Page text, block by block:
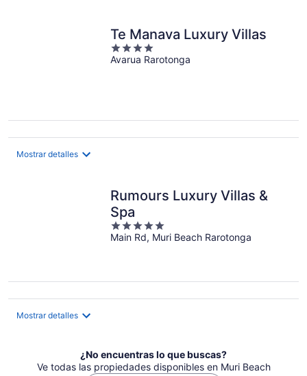
Te Manava Luxury Villas
4
out
Avarua Rarotonga
Mostrar detalles
Rumours Luxury Villas &
Spa
5
out
Main Rd, Muri Beach Rarotonga
Mostrar detalles
¿No encuentras lo que buscas?
Ve todas las propiedades disponibles en Muri Beach